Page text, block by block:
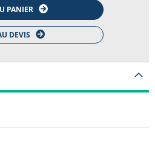
PANIER
DEVIS